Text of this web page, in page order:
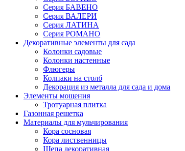
Серия БАВЕНО
Серия ВАЛЕРИ
Серия ЛАТИНА
Серия РОМАНО
Декоративные элементы для сада
Колонки садовые
Колонки настенные
Флюгеры
Колпаки на столб
Декорация из металла для сада и дома
Элементы мощения
Тротуарная плитка
Газонная решетка
Материалы для мульчирования
Кора сосновая
Кора лиственницы
Щепа декоративная